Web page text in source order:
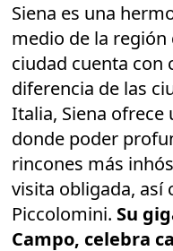
Siena es una
medio de la región
ciudad cuenta con
diferencia de las
Italia, Siena ofrece
donde poder
rincones más
visita obligada, así
Piccolomini. Su
Campo, celebra